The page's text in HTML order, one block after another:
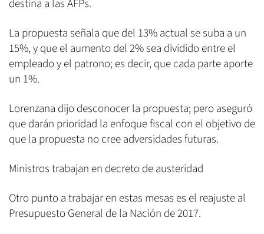
destina a las AFPs.
La propuesta señala que del 13% actual se suba a un
15%, y que el aumento del 2% sea dividido entre el
empleado y el patrono; es decir, que cada parte aporte
un 1%.
Lorenzana dijo desconocer la propuesta; pero aseguró
que darán prioridad la enfoque fiscal con el objetivo de
que la propuesta no cree adversidades futuras.
Ministros trabajan en decreto de austeridad
Otro punto a trabajar en estas mesas es el reajuste al
Presupuesto General de la Nación de 2017.